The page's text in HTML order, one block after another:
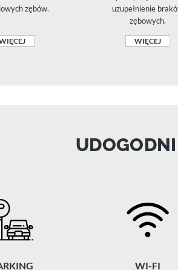
zębów.
uzupełnienie
zębowych.
WIĘCEJ
WI-FI